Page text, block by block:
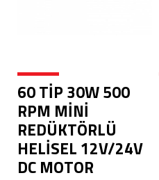
60 TİP 30W 500
RPM MİNİ
REDÜKTÖRLÜ
HELİSEL 12V/24V
DC MOTOR